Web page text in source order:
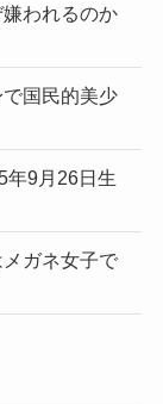
われるのか
国民的美少
年9月26日生
メガネ女子で